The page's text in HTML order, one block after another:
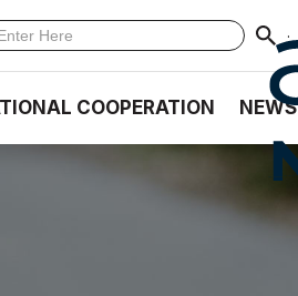
·
COOPERATION NEWS